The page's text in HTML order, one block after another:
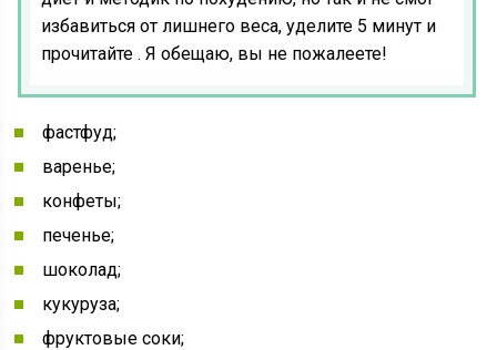
избавиться от лишнего веса, уделите 5 минут и
прочитайте . Я обещаю, вы не пожалеете!
фастфуд;
варенье;
конфеты;
печенье;
шоколад;
кукуруза;
фруктовые соки;